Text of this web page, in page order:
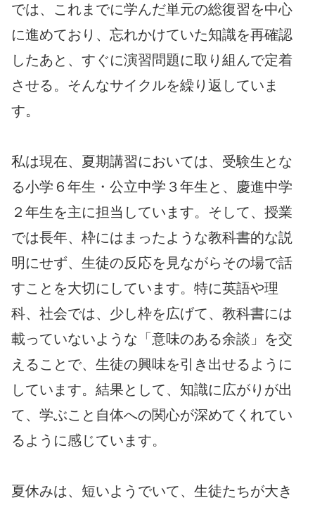
では、これまでに学んだ単元の総復習を中心
に進めており、忘れかけていた知識を再確認
したあと、すぐに演習問題に取り組んで定着
させる。そんなサイクルを繰り返していま
す。
私は現在、夏期講習においては、受験生とな
る小学６年生・公立中学３年生と、慶進中学
２年生を主に担当しています。そして、授業
では長年、枠にはまったような教科書的な説
明にせず、生徒の反応を見ながらその場で話
すことを大切にしています。特に英語や理
科、社会では、少し枠を広げて、教科書には
載っていないような「意味のある余談」を交
えることで、生徒の興味を引き出せるように
しています。結果として、知識に広がりが出
て、学ぶこと自体への関心が深めてくれてい
るように感じています。
夏休みは、短いようでいて、生徒たちが大き